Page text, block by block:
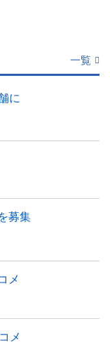
一覧
に
募集
メ
メ